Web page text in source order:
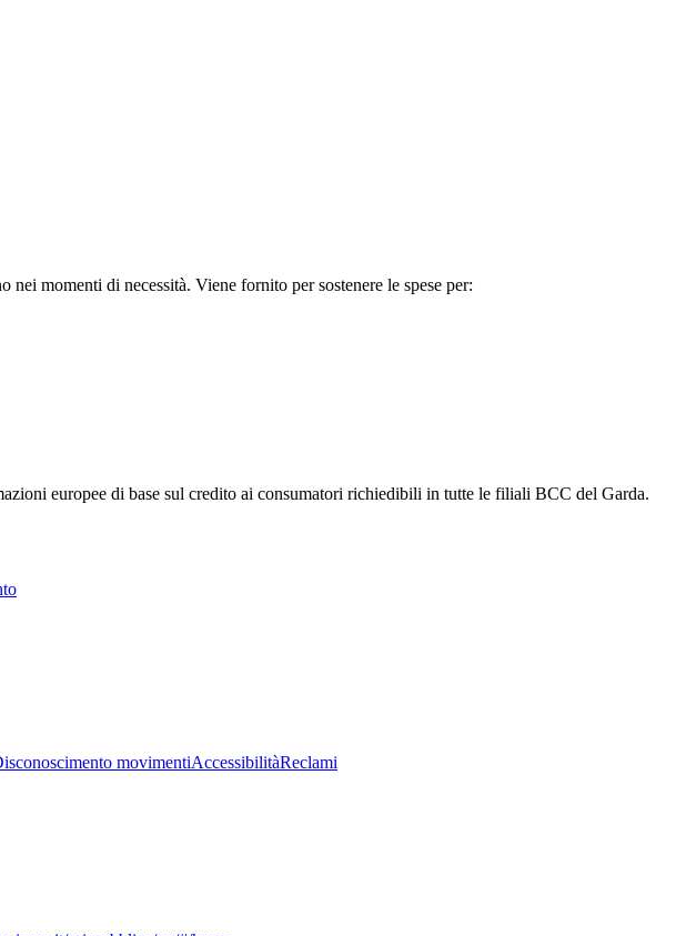
momenti di necessità. Viene fornito per sostenere le spese per:
europee di base sul credito ai consumatori richiedibili in tutte le filiali BCC del Garda.
movimentiAccessibilitàReclami